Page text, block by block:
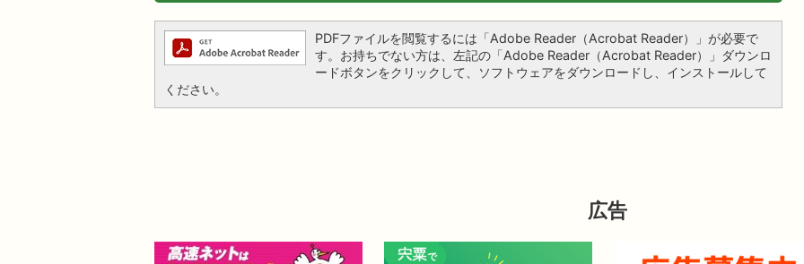
PDFファイルを閲覧するには「Adobe Reader（Acrobat Reader）」が必要で
す。お持ちでない方は、左記の「Adobe Reader（Acrobat Reader）」ダウンロ
ードボタンをクリックして、ソフトウェアをダウンロードし、インストールして
ください。
広告